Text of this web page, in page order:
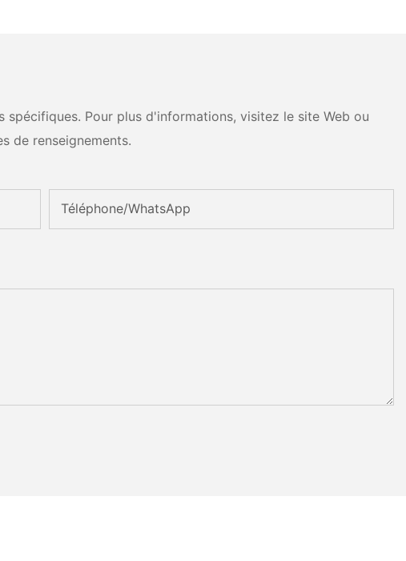
Pour plus d'informations, visitez le site Web ou
de renseignements.
Téléphone/WhatsApp